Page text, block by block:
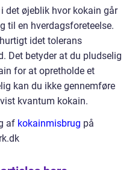
det øjeblik hvor kokain går
til en hverdagsforeteelse.
idet tolerans
Det betyder at du pludselig
for at opretholde et
kan du ikke gennemføre
kvantum kokain.
af kokainmisbrug på